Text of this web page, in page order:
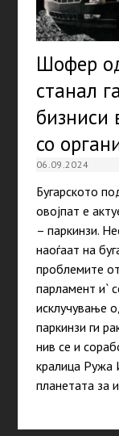
Шофер
станал
бизниси
со
06.09.2024
Бугарското
овојпат е
– паркинзи.
наоѓаат на
проблемите
парламент и`
исклучување
паркинзи ги
нив се и
кралица Ружа
планетата за